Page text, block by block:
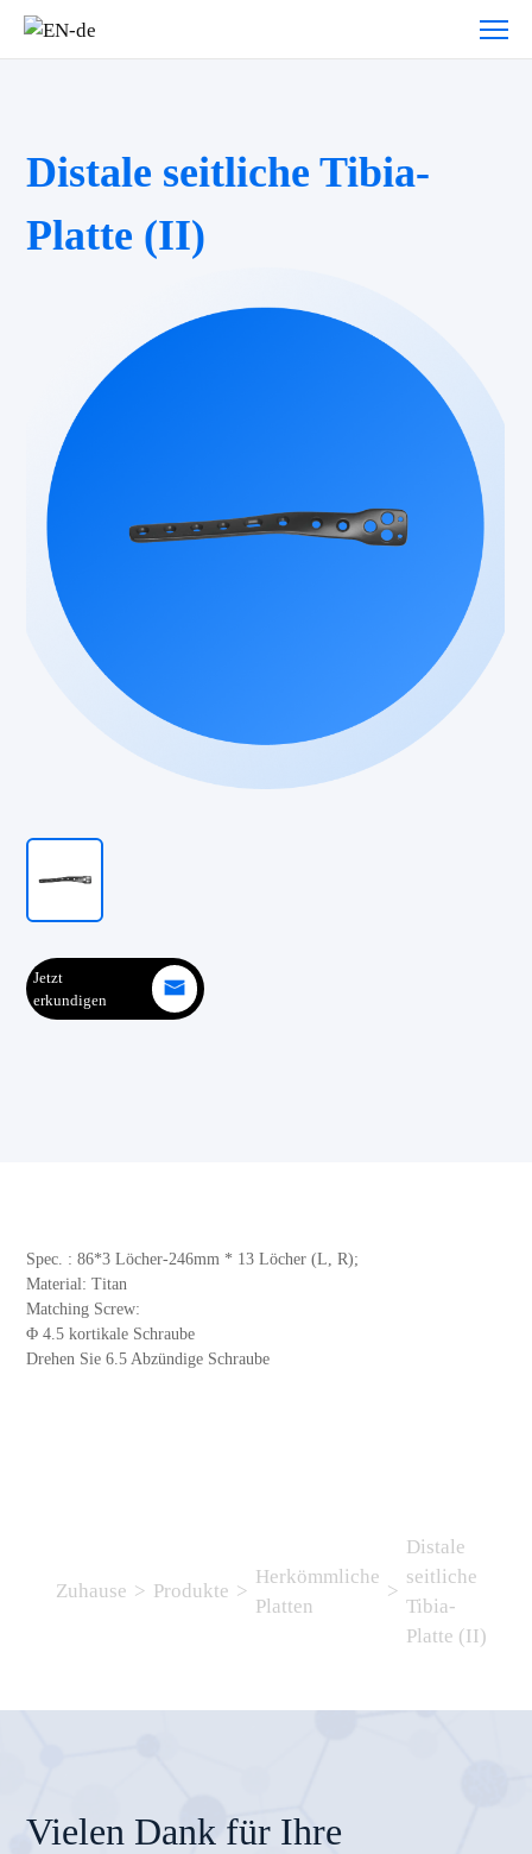
Distale seitliche Tibia-
Platte (II)
Jetzt
erkundigen
Spec. : 86*3 Löcher-246mm * 13 Löcher (L, R);
Material: Titan
Matching Screw:
Φ 4.5 kortikale Schraube
Drehen Sie 6.5 Abzündige Schraube
Zuhause > Produkte >
Herkömmliche
Platten
>
Distale
seitliche
Tibia-
Platte (II)
Vielen Dank für Ihre